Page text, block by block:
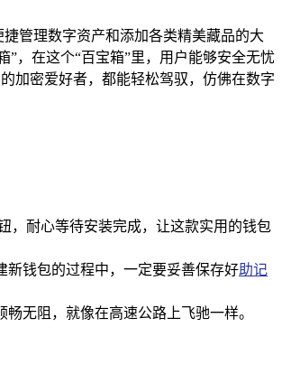
管理数字资产和添加各类精美藏品的大
”，在这个“百宝箱”里，用户能够安全无忧
加密爱好者，都能轻松驾驭，仿佛在数字
，耐心等待安装完成，让这款实用的钱包
新钱包的过程中，一定要妥善保存好助记
无阻，就像在高速公路上飞驰一样。